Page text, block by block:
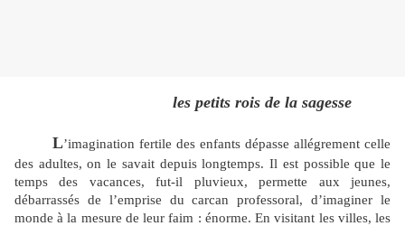
les petits rois de la sagesse
L’imagination fertile des enfants dépasse allégrement celle
des adultes, on le savait depuis longtemps. Il est possible que le
temps des vacances, fut-il pluvieux, permette aux jeunes,
débarrassés de l’emprise du carcan professoral, d’imaginer le
monde à la mesure de leur faim : énorme. En visitant les villes, les